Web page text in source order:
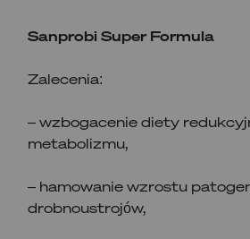
Sanprobi Super Formula
Zalecenia:
– wzbogacenie diety
metabolizmu,
– hamowanie wzrostu
drobnoustrojów,